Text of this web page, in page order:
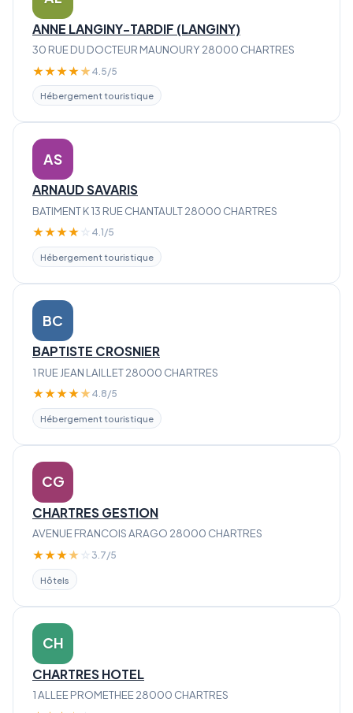
ANNE LANGINY-TARDIF (LANGINY)
30 RUE DU DOCTEUR MAUNOURY 28000 CHARTRES
★★★★★ 4.5/5
Hébergement touristique
AS
ARNAUD SAVARIS
BATIMENT K 13 RUE CHANTAULT 28000 CHARTRES
★★★★ ☆ 4.1/5
Hébergement touristique
BC
BAPTISTE CROSNIER
1 RUE JEAN LAILLET 28000 CHARTRES
★★★★★ 4.8/5
Hébergement touristique
CG
CHARTRES GESTION
AVENUE FRANCOIS ARAGO 28000 CHARTRES
★★★★ ☆ 3.7/5
Hôtels
CH
CHARTRES HOTEL
1 ALLEE PROMETHEE 28000 CHARTRES